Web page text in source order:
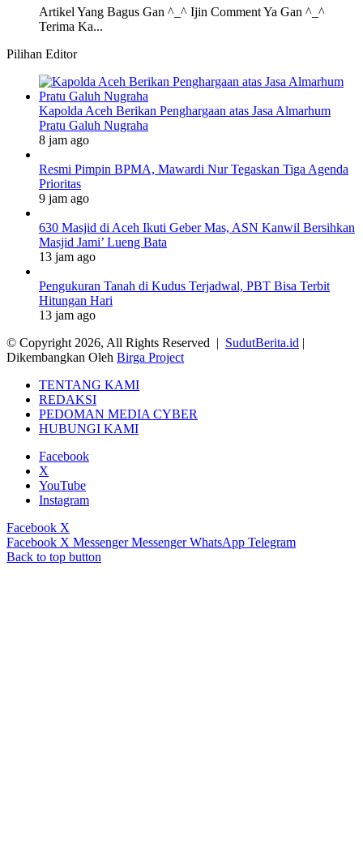
Artikel Yang Bagus Gan ^_^ Ijin Comment Ya Gan ^_^
Terima Ka...
Pilihan Editor
Kapolda Aceh Berikan Penghargaan atas Jasa Almarhum
Pratu Galuh Nugraha
8 jam ago
Resmi Pimpin BPMA, Mawardi Nur Tegaskan Tiga Agenda
Prioritas
9 jam ago
630 Masjid di Aceh Ikuti Geber Mas, ASN Kanwil Bersihkan
Masjid Jami’ Lueng Bata
13 jam ago
Pengukuran Tanah di Kudus Terjadwal, PBT Bisa Terbit
Hitungan Hari
13 jam ago
© Copyright 2026, All Rights Reserved | SudutBerita.id |
Dikembangkan Oleh Birga Project
TENTANG KAMI
REDAKSI
PEDOMAN MEDIA CYBER
HUBUNGI KAMI
Facebook
X
YouTube
Instagram
Facebook X
Facebook X Messenger Messenger WhatsApp Telegram
Back to top button